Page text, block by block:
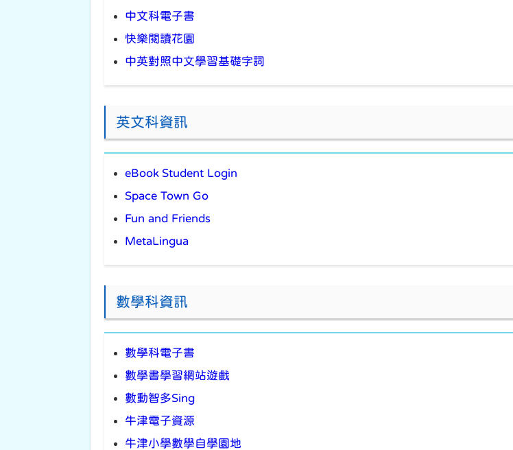
中文科電子書
快樂閱讀花園
中英對照中文學習基礎字詞
英文科資訊
eBook Student Login
Space Town Go
Fun and Friends
MetaLingua
數學科資訊
數學科電子書
數學書學習網站遊戲
數動智多Sing
牛津電子資源
牛津小學數學自學園地